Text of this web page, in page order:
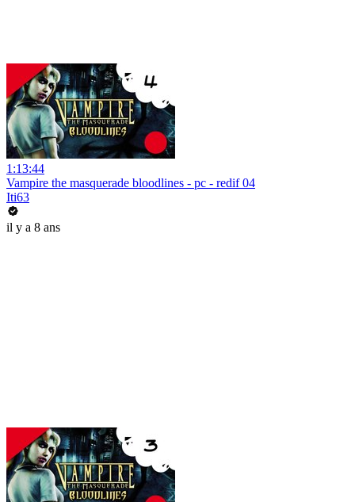
1:13:44
Vampire the masquerade bloodlines - pc - redif 04
Iti63
il y a 8 ans